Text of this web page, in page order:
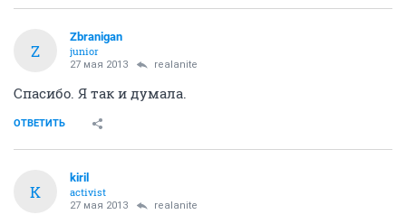
Z
Zbranigan
junior
27 мая 2013 realanite
Спасибо. Я так и думала.
ОТВЕТИТЬ
K
kiril
activist
27 мая 2013 realanite